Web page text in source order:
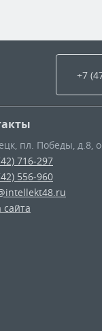
+7
, пл. Победы, д.8,
716-297
556-960
сайта